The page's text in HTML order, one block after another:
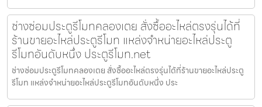
ช่างซ่อมประตูรีโมทคลองเตย สั่งซื้ออะไหล่ตรงรุ่นได้ที่
ร้านขายอะไหล่ประตูรีโมท แหล่งจำหน่ายอะไหล่ประตู
รีโมทอันดับหนึ่ง ประตูรีโมท.net
ช่างซ่อมประตูรีโมทคลองเตย สั่งซื้ออะไหล่ตรงรุ่นได้ที่ร้านขายอะไหล่ประตู
รีโมท แหล่งจำหน่ายอะไหล่ประตูรีโมทอันดับหนึ่ง ประ